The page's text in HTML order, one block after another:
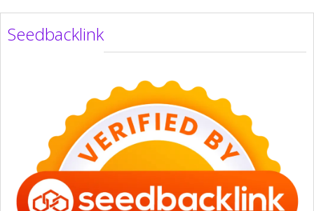
Seedbacklink